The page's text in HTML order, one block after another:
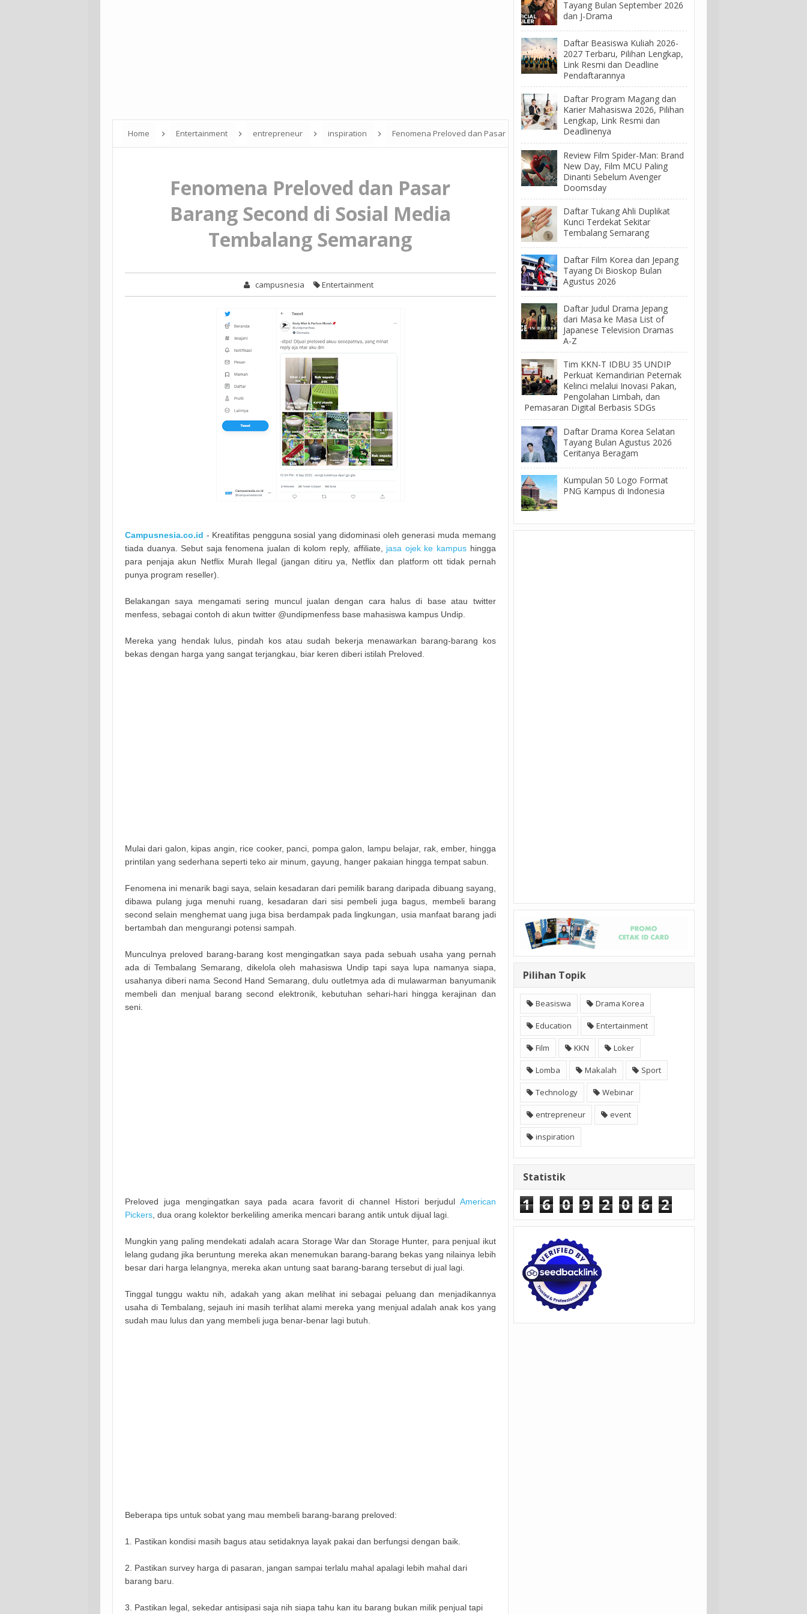
Home Entertainment entrepreneur inspiration Fenomena Preloved dan Pasar
Fenomena Preloved dan Pasar
Barang Second di Sosial Media
Tembalang Semarang
campusnesia Entertainment
Campusnesia.co.id - Kreatifitas pengguna sosial yang didominasi oleh generasi muda memang
tiada duanya. Sebut saja fenomena jualan di kolom reply, affiliate, jasa ojek ke kampushingga
para penjaja akun Netflix Murah Ilegal (jangan ditiru ya, Netflix dan platform ott tidak pernah
punya program reseller).
Belakangan saya mengamati sering muncul jualan dengan cara halus di base atau twitter
menfess, sebagai contoh di akun twitter @undipmenfess base mahasiswa kampus Undip.
Mereka yang hendak lulus, pindah kos atau sudah bekerja menawarkan barang-barang kos
bekas dengan harga yang sangat terjangkau, biar keren diberi istilah Preloved.
Mulai dari galon, kipas angin, rice cooker, panci, pompa galon, lampu belajar, rak, ember, hingga
printilan yang sederhana seperti teko air minum, gayung, hanger pakaian hingga tempat sabun.
Fenomena ini menarik bagi saya, selain kesadaran dari pemilik barang daripada dibuang sayang,
dibawa pulang juga menuhi ruang, kesadaran dari sisi pembeli juga bagus, membeli barang
second selain menghemat uang juga bisa berdampak pada lingkungan, usia manfaat barang jadi
bertambah dan mengurangi potensi sampah.
Munculnya preloved barang-barang kost mengingatkan saya pada sebuah usaha yang pernah
ada di Tembalang Semarang, dikelola oleh mahasiswa Undip tapi saya lupa namanya siapa,
usahanya diberi nama Second Hand Semarang, dulu outletmya ada di mulawarman banyumanik
membeli dan menjual barang second elektronik, kebutuhan sehari-hari hingga kerajinan dan
seni.
Preloved juga mengingatkan saya pada acara favorit di channel Histori berjudul American
Pickers , dua orang kolektor berkeliling amerika mencari barang antik untuk dijual lagi.
Mungkin yang paling mendekati adalah acara Storage War dan Storage Hunter, para penjual ikut
lelang gudang jika beruntung mereka akan menemukan barang-barang bekas yang nilainya lebih
besar dari harga lelangnya, mereka akan untung saat barang-barang tersebut di jual lagi.
Tinggal tunggu waktu nih, adakah yang akan melihat ini sebagai peluang dan menjadikannya
usaha di Tembalang, sejauh ini masih terlihat alami mereka yang menjual adalah anak kos yang
sudah mau lulus dan yang membeli juga benar-benar lagi butuh.
Beberapa tips untuk sobat yang mau membeli barang-barang preloved:
1. Pastikan kondisi masih bagus atau setidaknya layak pakai dan berfungsi dengan baik.
2. Pastikan survey harga di pasaran, jangan sampai terlalu mahal apalagi lebih mahal dari
barang baru.
3. Pastikan legal, sekedar antisipasi saja nih siapa tahu kan itu barang bukan milik penjual tapi
Tayang Bulan September 2026
dan J-Drama
Daftar Beasiswa Kuliah 2026-
2027 Terbaru, Pilihan Lengkap,
Link Resmi dan Deadline
Pendaftarannya
Daftar Program Magang dan
Karier Mahasiswa 2026, Pilihan
Lengkap, Link Resmi dan
Deadlinenya
Review Film Spider-Man: Brand
New Day, Film MCU Paling
Dinanti Sebelum Avenger
Doomsday
Daftar Tukang Ahli Duplikat
Kunci Terdekat Sekitar
Tembalang Semarang
Daftar Film Korea dan Jepang
Tayang Di Bioskop Bulan
Agustus 2026
Daftar Judul Drama Jepang
dari Masa ke Masa List of
Japanese Television Dramas
A-Z
Tim KKN-T IDBU 35 UNDIP
Perkuat Kemandirian Peternak
Kelinci melalui Inovasi Pakan,
Pengolahan Limbah, dan
Pemasaran Digital Berbasis SDGs
Daftar Drama Korea Selatan
Tayang Bulan Agustus 2026
Ceritanya Beragam
Kumpulan 50 Logo Format
PNG Kampus di Indonesia
Pilihan Topik
Beasiswa Drama Korea
Education Entertainment
Film KKN Loker
Lomba Makalah Sport
Technology Webinar
entrepreneur event
inspiration
Statistik
1 6 0 9 2 0 6 2